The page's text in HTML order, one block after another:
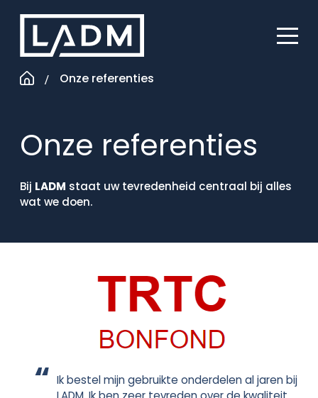
Onze referenties
Onze referenties
Bij LADM staat uw tevredenheid centraal bij alles
wat we doen.
Ik bestel mijn gebruikte onderdelen al jaren bij